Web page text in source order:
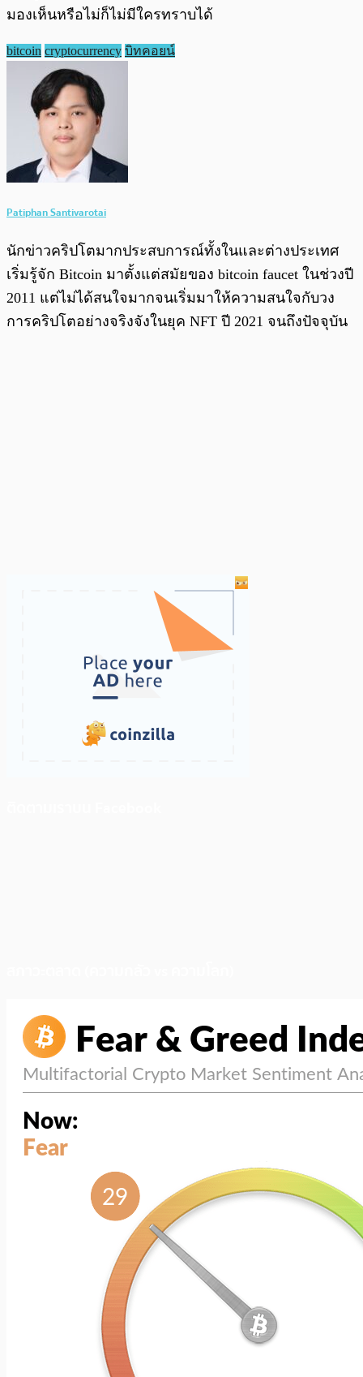
มองเห็นหรือไม่ก็ไม่มีใครทราบได้
bitcoin cryptocurrency บิทคอยน์
Patiphan Santivarotai
นักข่าวคริปโตมากประสบการณ์ทั้งในและต่างประเทศ
เริ่มรู้จัก Bitcoin มาตั้งแต่สมัยของ bitcoin faucet ในช่วงปี
2011 แต่ไม่ได้สนใจมากจนเริ่มมาให้ความสนใจกับวง
การคริปโตอย่างจริงจังในยุค NFT ปี 2021 จนถึงปัจจุบัน